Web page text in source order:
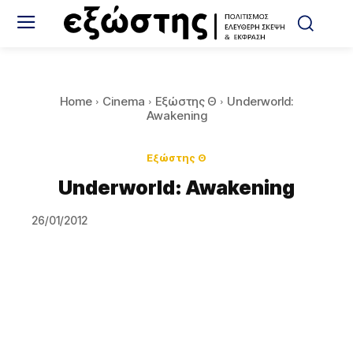
Home Cinema Εξώστης Θ
Underworld:
Awakening
Εξώστης Θ
Underworld: Awakening
26/01/2012